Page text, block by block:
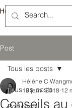
Hélène Lémery
Post
Tous les posts
Tous les posts
Conseils
Hélène C
13 janv. 2018 12